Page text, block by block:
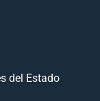
del Estado